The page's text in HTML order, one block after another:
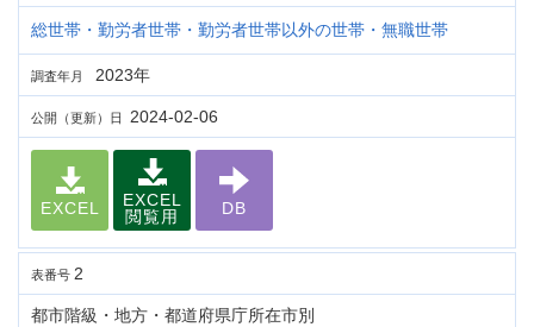
総世帯・勤労者世帯・勤労者世帯以外の世帯・無職世帯
調査年月 2023年
公開（更新）日 2024-02-06
EXCEL
EXCEL
閲覧用
DB
表番号 2
都市階級・地方・都道府県庁所在市別